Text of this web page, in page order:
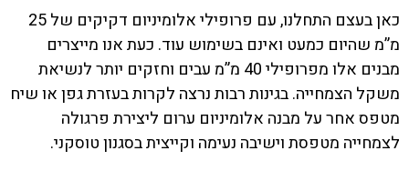
כאן בעצם התחלנו, עם פרופילי אלומיניום דקיקים של 25
מ”מ שהיום כמעט ואינם בשימוש עוד. כעת אנו מייצרים
מבנים אלו מפרופילי 40 מ”מ עבים וחזקים יותר לנשיאת
משקל הצמחייה.בגינות רבות נרצה לקרות בעזרת גפן או שיח
מטפס אחר על מבנה אלומיניום ערום ליצירת פרגולה
לצמחייה מטפסת וישיבה נעימה וקייצית בסגנון טוסקני.